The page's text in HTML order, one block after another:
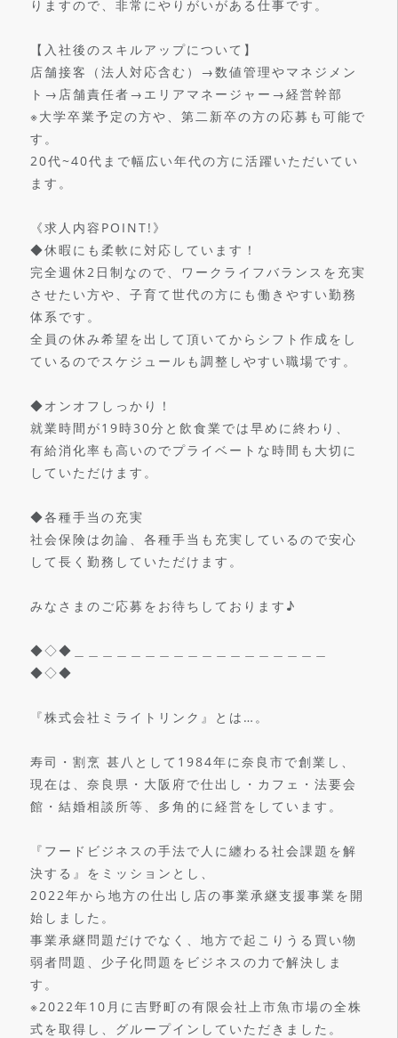
りますので、非常にやりがいがある仕事です。
【入社後のスキルアップについて】
店舗接客（法人対応含む）→数値管理やマネジメン
ト→店舗責任者→エリアマネージャー→経営幹部
※大学卒業予定の方や、第二新卒の方の応募も可能で
す。
20代~40代まで幅広い年代の方に活躍いただいてい
ます。
《求人内容POINT!》
◆休暇にも柔軟に対応しています！
完全週休2日制なので、ワークライフバランスを充実
させたい方や、子育て世代の方にも働きやすい勤務
体系です。
全員の休み希望を出して頂いてからシフト作成をし
ているのでスケジュールも調整しやすい職場です。
◆オンオフしっかり！
就業時間が19時30分と飲食業では早めに終わり、
有給消化率も高いのでプライベートな時間も大切に
していただけます。
◆各種手当の充実
社会保険は勿論、各種手当も充実しているので安心
して長く勤務していただけます。
みなさまのご応募をお待ちしております♪
◆◇◆＿＿＿＿＿＿＿＿＿＿＿＿＿＿＿＿＿＿
◆◇◆
『株式会社ミライトリンク』とは…。
寿司・割烹 甚八として1984年に奈良市で創業し、
現在は、奈良県・大阪府で仕出し・カフェ・法要会
館・結婚相談所等、多角的に経営をしています。
『フードビジネスの手法で人に纏わる社会課題を解
決する』をミッションとし、
2022年から地方の仕出し店の事業承継支援事業を開
始しました。
事業承継問題だけでなく、地方で起こりうる買い物
弱者問題、少子化問題をビジネスの力で解決しま
す。
※2022年10月に吉野町の有限会社上市魚市場の全株
式を取得し、グループインしていただきました。